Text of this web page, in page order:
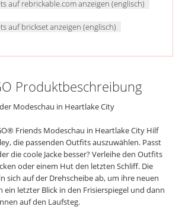
auf rebrickable.com anzeigen (englisch)
auf brickset anzeigen (englisch)
Produktbeschreibung
Modeschau in Heartlake City
Friends Modeschau in Heartlake City Hilf
die passenden Outfits auszuwählen. Passt
die coole Jacke besser? Verleihe den Outfits
oder einem Hut den letzten Schliff. Die
sich auf der Drehscheibe ab, um ihre neuen
ein letzter Blick in den Frisierspiegel und dann
auf den Laufsteg.